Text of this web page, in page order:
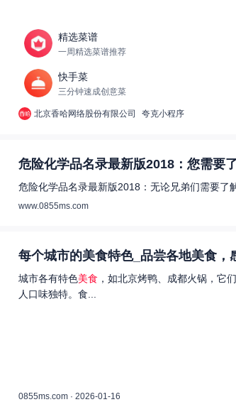
精选菜谱
一周精选菜谱推荐
快手菜
三分钟速成创意菜
北京香哈网络股份有限公司 夸克小程序
危险化学品名录最新版2018：您需要
危险化学品名录最新版2018：无论兄弟们需要了
www.0855ms.com
每个城市的美食特色_品尝各地美食
城市各有特色美食 ，如北京烤鸭、成都火锅，它
人口味独特。食...
0855ms.com · 2026-01-16